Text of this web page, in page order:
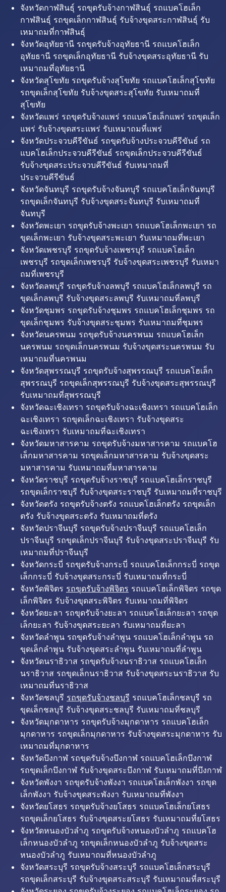
จังหวัดกาฬสินธุ์ รถขุดรับจ้างกาฬสินธุ์ รถแบคโฮเล็ก
กาฬสินธุ์ รถขุดเล็กกาฬสินธุ์ รับจ้างขุดสระกาฬสินธุ์ รับ
เหมาถมที่กาฬสินธุ์
จังหวัดอุทัยธานี รถขุดรับจ้างอุทัยธานี รถแบคโฮเล็ก
อุทัยธานี รถขุดเล็กอุทัยธานี รับจ้างขุดสระอุทัยธานี รับ
เหมาถมที่อุทัยธานี
จังหวัดสุโขทัย รถขุดรับจ้างสุโขทัย รถแบคโฮเล็กสุโขทัย
รถขุดเล็กสุโขทัย รับจ้างขุดสระสุโขทัย รับเหมาถมที่
สุโขทัย
จังหวัดแพร่ รถขุดรับจ้างแพร่ รถแบคโฮเล็กแพร่ รถขุดเล็ก
แพร่ รับจ้างขุดสระแพร่ รับเหมาถมที่แพร่
จังหวัดประจวบคีรีขันธ์ รถขุดรับจ้างประจวบคีรีขันธ์ รถ
แบคโฮเล็กประจวบคีรีขันธ์ รถขุดเล็กประจวบคีรีขันธ์
รับจ้างขุดสระประจวบคีรีขันธ์ รับเหมาถมที่
ประจวบคีรีขันธ์
จังหวัดจันทบุรี รถขุดรับจ้างจันทบุรี รถแบคโฮเล็กจันทบุรี
รถขุดเล็กจันทบุรี รับจ้างขุดสระจันทบุรี รับเหมาถมที่
จันทบุรี
จังหวัดพะเยา รถขุดรับจ้างพะเยา รถแบคโฮเล็กพะเยา รถ
ขุดเล็กพะเยา รับจ้างขุดสระพะเยา รับเหมาถมที่พะเยา
จังหวัดเพชรบุรี รถขุดรับจ้างเพชรบุรี รถแบคโฮเล็ก
เพชรบุรี รถขุดเล็กเพชรบุรี รับจ้างขุดสระเพชรบุรี รับเหมา
ถมที่เพชรบุรี
จังหวัดลพบุรี รถขุดรับจ้างลพบุรี รถแบคโฮเล็กลพบุรี รถ
ขุดเล็กลพบุรี รับจ้างขุดสระลพบุรี รับเหมาถมที่ลพบุรี
จังหวัดชุมพร รถขุดรับจ้างชุมพร รถแบคโฮเล็กชุมพร รถ
ขุดเล็กชุมพร รับจ้างขุดสระชุมพร รับเหมาถมที่ชุมพร
จังหวัดนครพนม รถขุดรับจ้างนครพนม รถแบคโฮเล็ก
นครพนม รถขุดเล็กนครพนม รับจ้างขุดสระนครพนม รับ
เหมาถมที่นครพนม
จังหวัดสุพรรณบุรี รถขุดรับจ้างสุพรรณบุรี รถแบคโฮเล็ก
สุพรรณบุรี รถขุดเล็กสุพรรณบุรี รับจ้างขุดสระสุพรรณบุรี
รับเหมาถมที่สุพรรณบุรี
จังหวัดฉะเชิงเทรา รถขุดรับจ้างฉะเชิงเทรา รถแบคโฮเล็ก
ฉะเชิงเทรา รถขุดเล็กฉะเชิงเทรา รับจ้างขุดสระ
ฉะเชิงเทรา รับเหมาถมที่ฉะเชิงเทรา
จังหวัดมหาสารคาม รถขุดรับจ้างมหาสารคาม รถแบคโฮ
เล็กมหาสารคาม รถขุดเล็กมหาสารคาม รับจ้างขุดสระ
มหาสารคาม รับเหมาถมที่มหาสารคาม
จังหวัดราชบุรี รถขุดรับจ้างราชบุรี รถแบคโฮเล็กราชบุรี
รถขุดเล็กราชบุรี รับจ้างขุดสระราชบุรี รับเหมาถมที่ราชบุรี
จังหวัดตรัง รถขุดรับจ้างตรัง รถแบคโฮเล็กตรัง รถขุดเล็ก
ตรัง รับจ้างขุดสระตรัง รับเหมาถมที่ตรัง
จังหวัดปราจีนบุรี รถขุดรับจ้างปราจีนบุรี รถแบคโฮเล็ก
ปราจีนบุรี รถขุดเล็กปราจีนบุรี รับจ้างขุดสระปราจีนบุรี รับ
เหมาถมที่ปราจีนบุรี
จังหวัดกระบี่ รถขุดรับจ้างกระบี่ รถแบคโฮเล็กกระบี่ รถขุด
เล็กกระบี่ รับจ้างขุดสระกระบี่ รับเหมาถมที่กระบี่
จังหวัดพิจิตร รถขุดรับจ้างพิจิตร รถแบคโฮเล็กพิจิตร รถขุด
เล็กพิจิตร รับจ้างขุดสระพิจิตร รับเหมาถมที่พิจิตร
จังหวัดยะลา รถขุดรับจ้างยะลา รถแบคโฮเล็กยะลา รถขุด
เล็กยะลา รับจ้างขุดสระยะลา รับเหมาถมที่ยะลา
จังหวัดลำพูน รถขุดรับจ้างลำพูน รถแบคโฮเล็กลำพูน รถ
ขุดเล็กลำพูน รับจ้างขุดสระลำพูน รับเหมาถมที่ลำพูน
จังหวัดนราธิวาส รถขุดรับจ้างนราธิวาส รถแบคโฮเล็ก
นราธิวาส รถขุดเล็กนราธิวาส รับจ้างขุดสระนราธิวาส รับ
เหมาถมที่นราธิวาส
จังหวัดชลบุรี รถขุดรับจ้างชลบุรี รถแบคโฮเล็กชลบุรี รถ
ขุดเล็กชลบุรี รับจ้างขุดสระชลบุรี รับเหมาถมที่ชลบุรี
จังหวัดมุกดาหาร รถขุดรับจ้างมุกดาหาร รถแบคโฮเล็ก
มุกดาหาร รถขุดเล็กมุกดาหาร รับจ้างขุดสระมุกดาหาร รับ
เหมาถมที่มุกดาหาร
จังหวัดบึงกาฬ รถขุดรับจ้างบึงกาฬ รถแบคโฮเล็กบึงกาฬ
รถขุดเล็กบึงกาฬ รับจ้างขุดสระบึงกาฬ รับเหมาถมที่บึงกาฬ
จังหวัดพังงา รถขุดรับจ้างพังงา รถแบคโฮเล็กพังงา รถขุด
เล็กพังงา รับจ้างขุดสระพังงา รับเหมาถมที่พังงา
จังหวัดยโสธร รถขุดรับจ้างยโสธร รถแบคโฮเล็กยโสธร
รถขุดเล็กยโสธร รับจ้างขุดสระยโสธร รับเหมาถมที่ยโสธร
จังหวัดหนองบัวลำภู รถขุดรับจ้างหนองบัวลำภู รถแบคโฮ
เล็กหนองบัวลำภู รถขุดเล็กหนองบัวลำภู รับจ้างขุดสระ
หนองบัวลำภู รับเหมาถมที่หนองบัวลำภู
จังหวัดสระบุรี รถขุดรับจ้างสระบุรี รถแบคโฮเล็กสระบุรี
รถขุดเล็กสระบุรี รับจ้างขุดสระสระบุรี รับเหมาถมที่สระบุรี